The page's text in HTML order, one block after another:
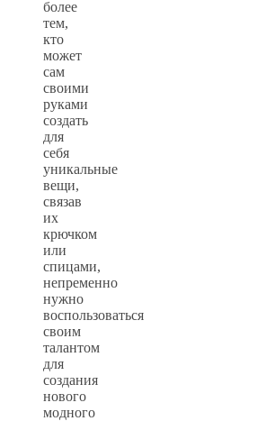
более
тем,
кто
может
сам
своими
руками
создать
для
себя
уникальные
вещи,
связав
их
крючком
или
спицами,
непременно
нужно
воспользоваться
своим
талантом
для
создания
нового
модного